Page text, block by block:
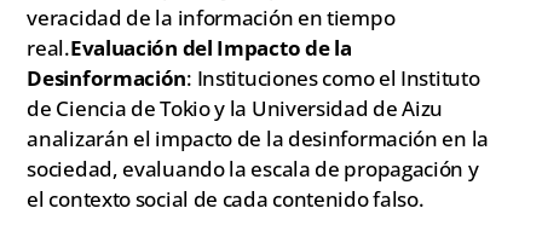
veracidad de la información en tiempo
real.Evaluación del Impacto de la
Desinformación: Instituciones como el Instituto
de Ciencia de Tokio y la Universidad de Aizu
analizarán el impacto de la desinformación en la
sociedad, evaluando la escala de propagación y
el contexto social de cada contenido falso.